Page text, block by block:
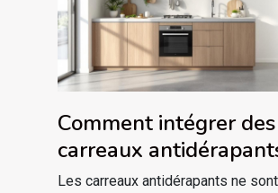
Comment intégrer des
carreaux
votre décor intérieur ?
Les carreaux antidérapants ne